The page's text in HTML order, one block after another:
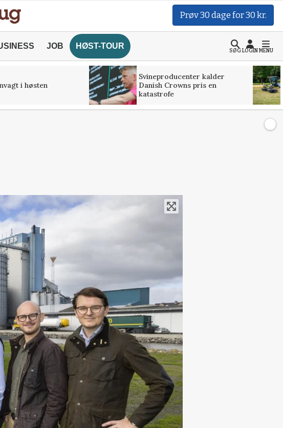
Prøv 30 dage for 30 kr.
JOB HØST-TOUR
SØGLOGINMENU
i høsten
Svineproducenter kalder
Danish Crowns pris en
katastrofe